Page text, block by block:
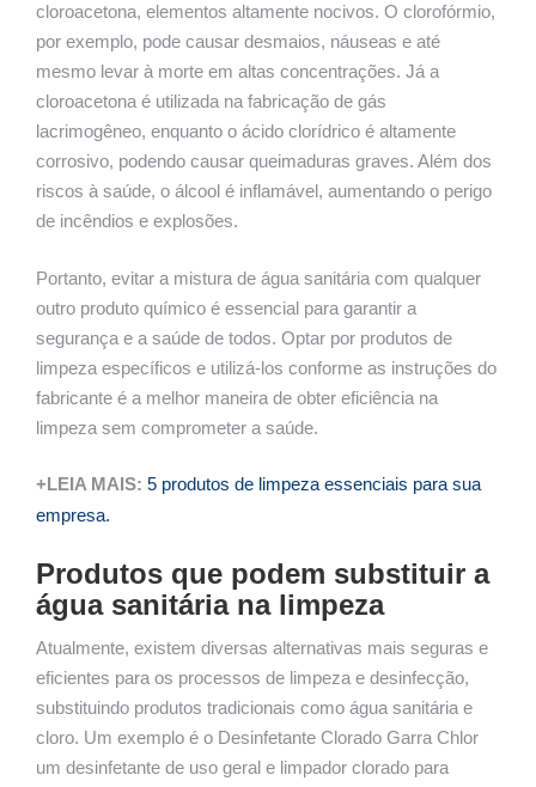
cloroacetona, elementos altamente nocivos. O clorofórmio,
por exemplo, pode causar desmaios, náuseas e até
mesmo levar à morte em altas concentrações. Já a
cloroacetona é utilizada na fabricação de gás
lacrimogêneo, enquanto o ácido clorídrico é altamente
corrosivo, podendo causar queimaduras graves. Além dos
riscos à saúde, o álcool é inflamável, aumentando o perigo
de incêndios e explosões.
Portanto, evitar a mistura de água sanitária com qualquer
outro produto químico é essencial para garantir a
segurança e a saúde de todos. Optar por produtos de
limpeza específicos e utilizá-los conforme as instruções do
fabricante é a melhor maneira de obter eficiência na
limpeza sem comprometer a saúde.
+LEIA MAIS: 5 produtos de limpeza essenciais para sua
empresa.
Produtos que podem substituir a
água sanitária na limpeza
Atualmente, existem diversas alternativas mais seguras e
eficientes para os processos de limpeza e desinfecção,
substituindo produtos tradicionais como água sanitária e
cloro. Um exemplo é o Desinfetante Clorado Garra Chlor
um desinfetante de uso geral e limpador clorado para